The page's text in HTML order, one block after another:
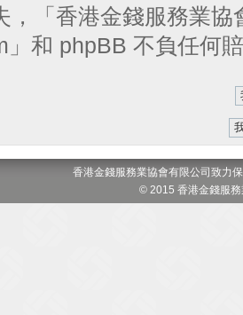
，「香港金錢服務業
」和 phpBB 不負任何
香港金錢服務業協會有限公司致力
© 2015 香港金錢服